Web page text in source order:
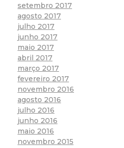
setembro 2017
agosto 2017
julho 2017
junho 2017
maio 2017
abril 2017
março 2017
fevereiro 2017
novembro 2016
agosto 2016
julho 2016
junho 2016
maio 2016
novembro 2015